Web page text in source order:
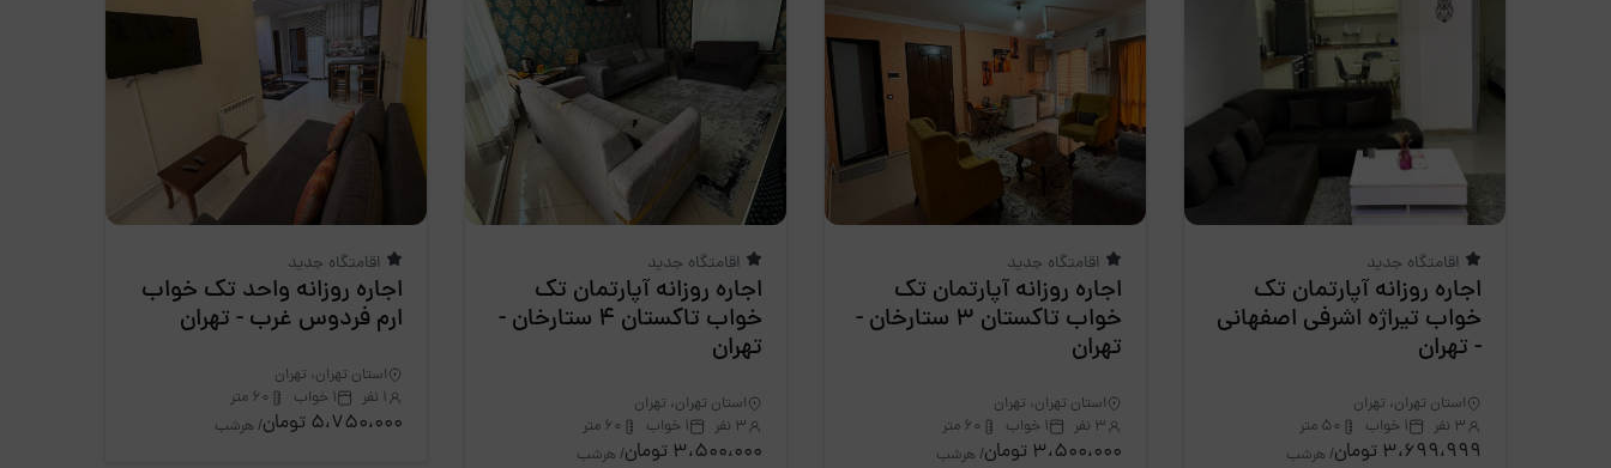
اقامتگاه جدید
اجاره روزانه آپارتمان تک
خواب تیراژه اشرفی اصفهانی
- تهران
استان تهران، تهران
3 نفر
1 خواب 50 متر
3،699،999 تومان / هرشب
اقامتگاه جدید
اجاره روزانه آپارتمان تک
خواب تاکستان 3 ستارخان -
تهران
استان تهران، تهران
3 نفر
1 خواب 60 متر
3،500،000 تومان / هرشب
اقامتگاه جدید
اجاره روزانه آپارتمان تک
خواب تاکستان 4 ستارخان -
تهران
استان تهران، تهران
3 نفر
1 خواب 60 متر
3،500،000 تومان / هرشب
اقامتگاه جدید
اجاره روزانه واحد تک خواب
ارم فردوس غرب - تهران
استان تهران، تهران
1 نفر
1 خواب 60 متر
5،750،000 تومان / هرشب